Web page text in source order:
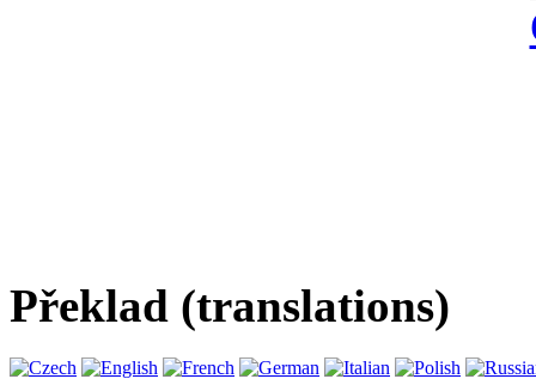
Překlad (translations)